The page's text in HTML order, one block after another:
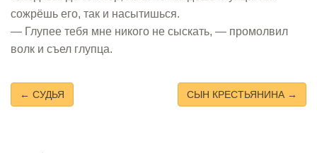
сожрёшь его, так и насытишься.
— Глупее тебя мне никого не сыскать, — промолвил
волк и съел глупца.
← СУДЬЯ СЫН КРЕСТЬЯНИНА →